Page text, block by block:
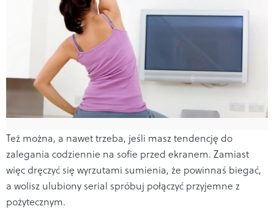
Też można, a nawet trzeba, jeśli masz tendencję do
zalegania codziennie na sofie przed ekranem. Zamiast
więc dręczyć się wyrzutami sumienia, że powinnaś biegać,
a wolisz ulubiony serial spróbuj połączyć przyjemne z
pożytecznym.